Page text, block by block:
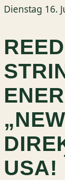
Dienstag 16.
USA!